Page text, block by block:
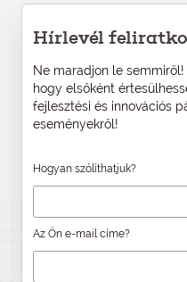
Hírlevél
Ne maradjon le
hogy elsőként
fejlesztési és innovációs
eseményekről!
Hogyan szólíthatjuk?
Az Ön e-mail címe?